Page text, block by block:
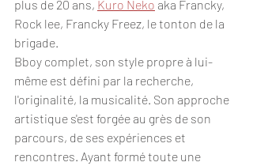
plus de 20 ans, Kuro Neko aka Francky,
Rock lee, Francky Freez, le tonton de la
brigade.
Bboy complet, son style propre à lui-
même est défini par la recherche,
l'originalité, la musicalité. Son approche
artistique s'est forgée au grès de son
parcours, de ses expériences et
rencontres. Ayant formé toute une